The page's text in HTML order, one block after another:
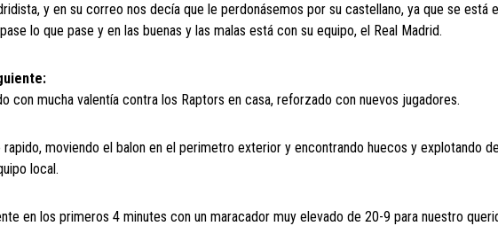
y en su correo nos decía que le perdonásemos por su castellano, ya que se está
lo que pase y en las buenas y las malas está con su equipo, el Real Madrid.
con mucha valentía contra los Raptors en casa, reforzado con nuevos jugadores.
moviendo el balon en el perimetro exterior y encontrando huecos y explotando
local.
en los primeros 4 minutes con un maracador muy elevado de 20-9 para nuestro